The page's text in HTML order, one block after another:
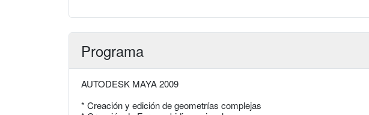
Programa
AUTODESK MAYA 2009
* Creación y edición de geometrías complejas